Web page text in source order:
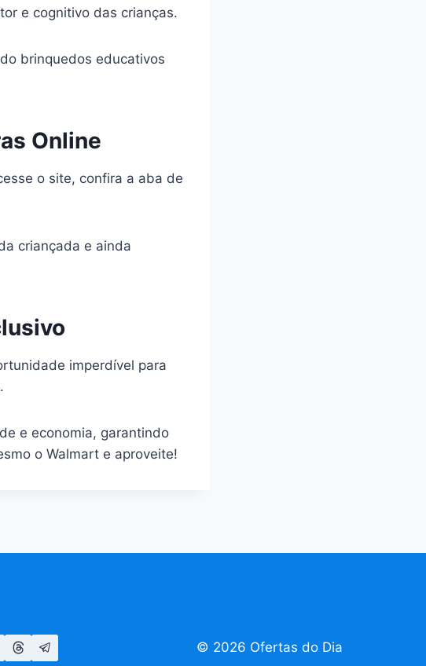
e cognitivo das crianças.
brinquedos educativos
Online
o site, confira a aba de
criançada e ainda
imperdível para
e economia, garantindo
o Walmart e aproveite!
© 2026 Ofertas do Dia